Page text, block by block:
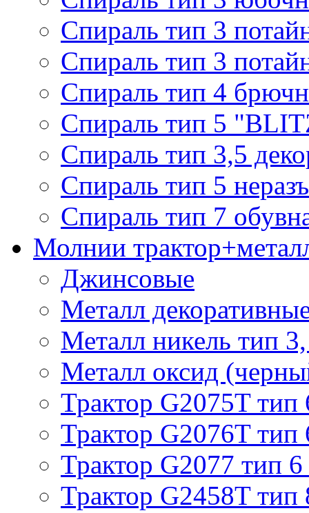
Спираль тип 3
Спираль тип 3
Спираль тип 4
Спираль тип 5
Спираль тип 3,5
Спираль тип 5
Спираль тип 7
Молнии
Джинсовые
Металл
Металл никель тип
Металл оксид
Трактор G2075T тип
Трактор G2076T тип
Трактор G2077 тип 6
Трактор G2458T тип